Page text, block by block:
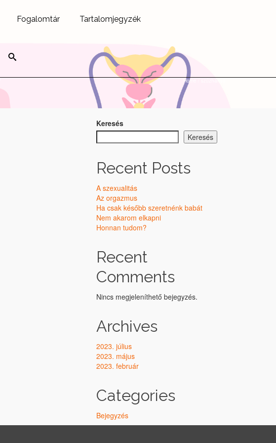
Fogalomtár Tartalomjegyzék
Home
Keresés
Keresés
Recent Posts
A szexualitás
Az orgazmus
Ha csak később szeretnénk babát
Nem akarom elkapni
Honnan tudom?
Recent
Comments
Nincs megjeleníthető bejegyzés.
Archives
2023. július
2023. május
2023. február
Categories
Bejegyzés